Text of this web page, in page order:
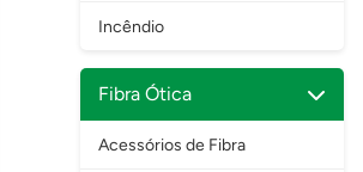
Incêndio
Fibra Ótica
Acessórios de Fibra